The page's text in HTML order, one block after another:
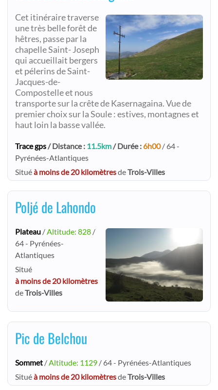
Cet itinéraire traverse
une très belle forêt de
hêtres, passe par la
chapelle Saint- Joseph
qui accueillait bergers
et pélerins de Saint-
Jacques-de-
Compostelle et nous
transporte sur la crête de Kasernagaina. Vue de
premier choix sur la Soule : estives, montagnes et
haut loin la basse vallée.
Trace gps/ Distance : 11.5km/ Durée : 6h00/ 64 -
Pyrénées-Atlantiques
Situéà moins de 20 kilomètresdeTrois-Villes
Poljé de Lahondo
Plateau /Altitude: 828 /
64 - Pyrénées-
Atlantiques
Situé
à moins de 20 kilomètres
deTrois-Villes
Pic de Belchou
Sommet /Altitude: 1129 / 64 - Pyrénées-Atlantiques
Situéà moins de 20 kilomètresdeTrois-Villes